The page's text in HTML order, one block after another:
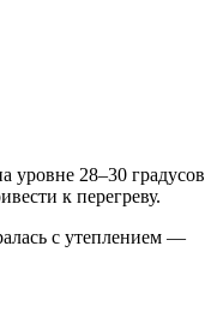
уровне 28–30 градусов
к перегреву.
с утеплением —